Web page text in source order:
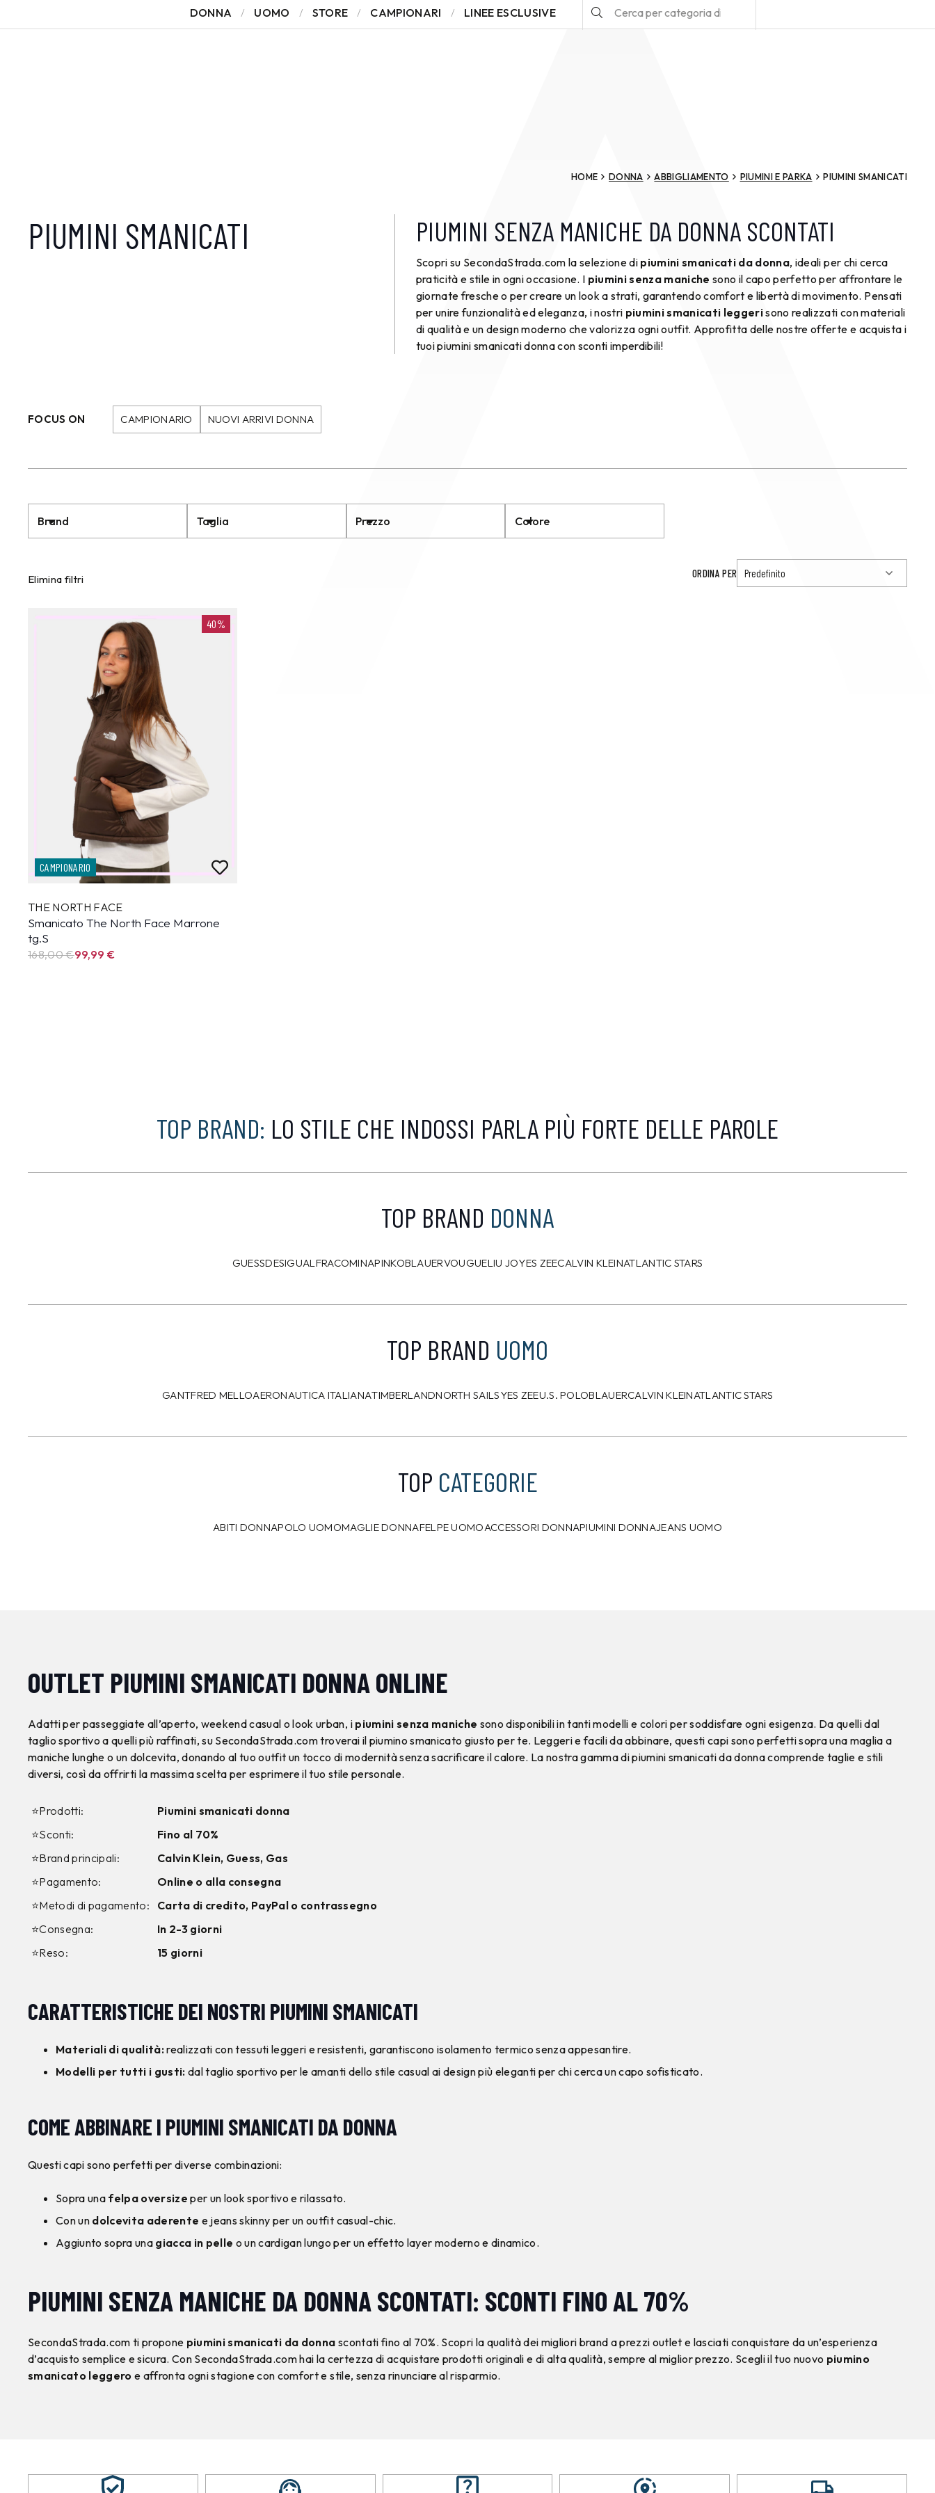
DONNA UOMO STORE CAMPIONARI LINEE ESCLUSIVE
HOME DONNA ABBIGLIAMENTO PIUMINI E PARKA PIUMINI SMANICATI
PIUMINI SMANICATI PIUMINI SENZA MANICHE DA DONNA SCONTATI
Scopri su SecondaStrada.com la selezione di piumini smanicati da donna, ideali per chi cerca
praticità e stile in ogni occasione. I piumini senza maniche sono il capo perfetto per affrontare le
giornate fresche o per creare un look a strati, garantendo comfort e libertà di movimento. Pensati
per unire funzionalità ed eleganza, i nostri piumini smanicati leggerisono realizzati con materiali
di qualità e un design moderno che valorizza ogni outfit. Approfitta delle nostre offerte e acquista i
tuoi piumini smanicati donna con sconti imperdibili!
FOCUS ON CAMPIONARIO NUOVI ARRIVI DONNA
Brand Taglia Prezzo Colore
Elimina filtri ORDINA PER
40%
CAMPIONARIO
THE NORTH FACE
Smanicato The North Face Marrone
tg.S
168,00 €99,99 €
TOP BRAND: LO STILE CHE INDOSSI PARLA PIÙ FORTE DELLE PAROLE
TOP BRAND DONNA
GUESSDESIGUALFRACOMINAPINKOBLAUERVOUGUELIU JOYES ZEECALVIN KLEINATLANTIC STARS
TOP BRAND UOMO
GANTFRED MELLOAERONAUTICA ITALIANATIMBERLANDNORTH SAILSYES ZEEU.S. POLOBLAUERCALVIN KLEINATLANTIC STARS
TOP CATEGORIE
ABITI DONNAPOLO UOMOMAGLIE DONNAFELPE UOMOACCESSORI DONNAPIUMINI DONNAJEANS UOMO
OUTLET PIUMINI SMANICATI DONNA ONLINE
Adatti per passeggiate all’aperto, weekend casual o look urban, i piumini senza maniche sono disponibili in tanti modelli e colori per soddisfare ogni esigenza. Da quelli dal
taglio sportivo a quelli più raffinati, su SecondaStrada.com troverai il piumino smanicato giusto per te. Leggeri e facili da abbinare, questi capi sono perfetti sopra una maglia a
maniche lunghe o un dolcevita, donando al tuo outfit un tocco di modernità senza sacrificare il calore. La nostra gamma di piumini smanicati da donna comprende taglie e stili
diversi, così da offrirti la massima scelta per esprimere il tuo stile personale.
⭐Prodotti:
Piumini smanicati donna
⭐Sconti:
Fino al 70%
⭐Brand principali:
Calvin Klein, Guess, Gas
⭐Pagamento:
Online o alla consegna
⭐Metodi di pagamento:
Carta di credito, PayPal o contrassegno
⭐Consegna:
In 2-3 giorni
⭐Reso:
15 giorni
CARATTERISTICHE DEI NOSTRI PIUMINI SMANICATI
Materiali di qualità:realizzati con tessuti leggeri e resistenti, garantiscono isolamento termico senza appesantire.
Modelli per tutti i gusti: dal taglio sportivo per le amanti dello stile casual ai design più eleganti per chi cerca un capo sofisticato.
COME ABBINARE I PIUMINI SMANICATI DA DONNA
Questi capi sono perfetti per diverse combinazioni:
Sopra una felpa oversize per un look sportivo e rilassato.
Con un dolcevita aderente e jeans skinny per un outfit casual-chic.
Aggiunto sopra una giacca in pelle o un cardigan lungo per un effetto layer moderno e dinamico.
PIUMINI SENZA MANICHE DA DONNA SCONTATI: SCONTI FINO AL 70%
SecondaStrada.com ti propone piumini smanicati da donna scontati fino al 70%. Scopri la qualità dei migliori brand a prezzi outlet e lasciati conquistare da un’esperienza
d’acquisto semplice e sicura. Con SecondaStrada.com hai la certezza di acquistare prodotti originali e di alta qualità, sempre al miglior prezzo. Scegli il tuo nuovo piumino
smanicato leggeroe affronta ogni stagione con comfort e stile, senza rinunciare al risparmio.